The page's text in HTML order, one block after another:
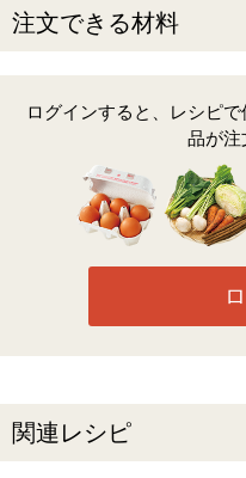
注文できる材料
ログインすると、レシピ
品が注
関連レシピ